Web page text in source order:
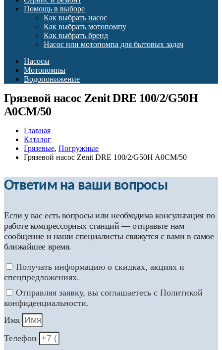
Помощь в выборе
Как выбрать насос
Как выбрать мотопомпу
Как выбрать бренд
Насос или мотопомпа для бытовых задач
Насосы
Мотопомпы
Водопонижение
Грязевой насос Zenit DRE 100/2/G50H
A0CM/50
Главная
Каталог
Грязевые, Погружные
Грязевой насос Zenit DRE 100/2/G50H A0CM/50
Ответим на ваши вопросы
Если у вас есть вопросы или необходима консультация по
работе компрессорных станций — отправьте нам
сообщение и наши специалисты свяжутся с вами в самое
ближайшее время.
Получать информацию о скидках, акциях и
спецпредложениях.
Отправляя заявку, вы соглашаетесь с Политикой
конфиденциальности.
Имя
Телефон